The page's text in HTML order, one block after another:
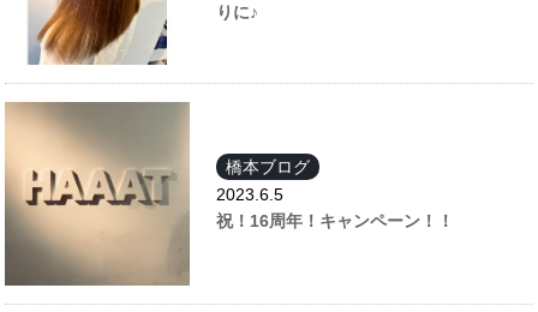
りに♪
橋本ブログ
2023.6.5
祝！16周年！キャンペーン！！